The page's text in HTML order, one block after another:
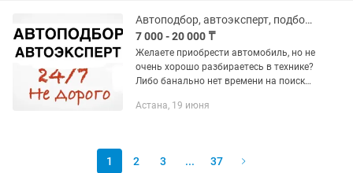
Автоподбор, автоэксперт, подбор авто, толщиномер
7 000 - 20 000 ₸
Желаете приобрести автомобиль, но не
очень хорошо разбираетесь в технике?
Либо банально нет времени на поиск?
в профессиональной, полноценной
Астана, 19 июня
1 2 3 ... 37